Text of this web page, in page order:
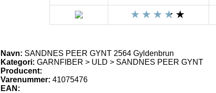
Navn: SANDNES PEER GYNT 2564 Gyldenbrun
Kategori: GARNFIBER > ULD > SANDNES PEER GYNT
Producent:
Varenummer: 41075476
EAN: